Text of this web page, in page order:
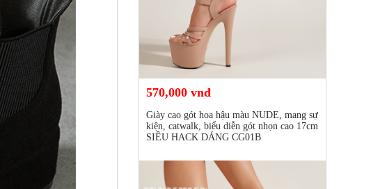
570,000 vnđ
Giày cao gót hoa hậu màu NUDE, mang sự
kiện, catwalk, biểu diễn gót nhọn cao 17cm
SIÊU HACK DÁNG CG01B